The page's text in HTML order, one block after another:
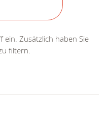
ein. Zusätzlich haben Sie
filtern.